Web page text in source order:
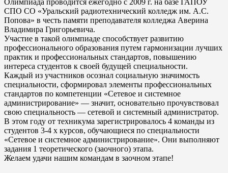
СПО СО «Уральский радиотехнический колледж им. А.С.
Попова» в честь памяти преподавателя колледжа Аверина
Владимира Григорьевича.
Участие в такой олимпиаде способствует развитию
профессионального образования путем гармонизации лучших
практик и профессиональных стандартов, повышению
интереса студентов к своей будущей специальности.
Каждый из участников осознал социальную значимость
специальности, сформировал элементы профессиональных
стандартов по компетенции «Сетевое и системное
администрирование» — значит, основательно прочувствовал
свою специальность — сетевой и системный администратор.
В этом году от техникума зарегистрировалось 4 команды из
студентов 3-4 х курсов, обучающиеся по специальности
«Сетевое и системное администрирование». Они выполняют
задания 1 теоретического (заочного) этапа.
Желаем удачи нашим командам в заочном этапе!